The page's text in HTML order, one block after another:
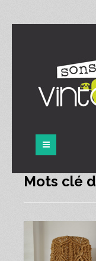
Mots clé